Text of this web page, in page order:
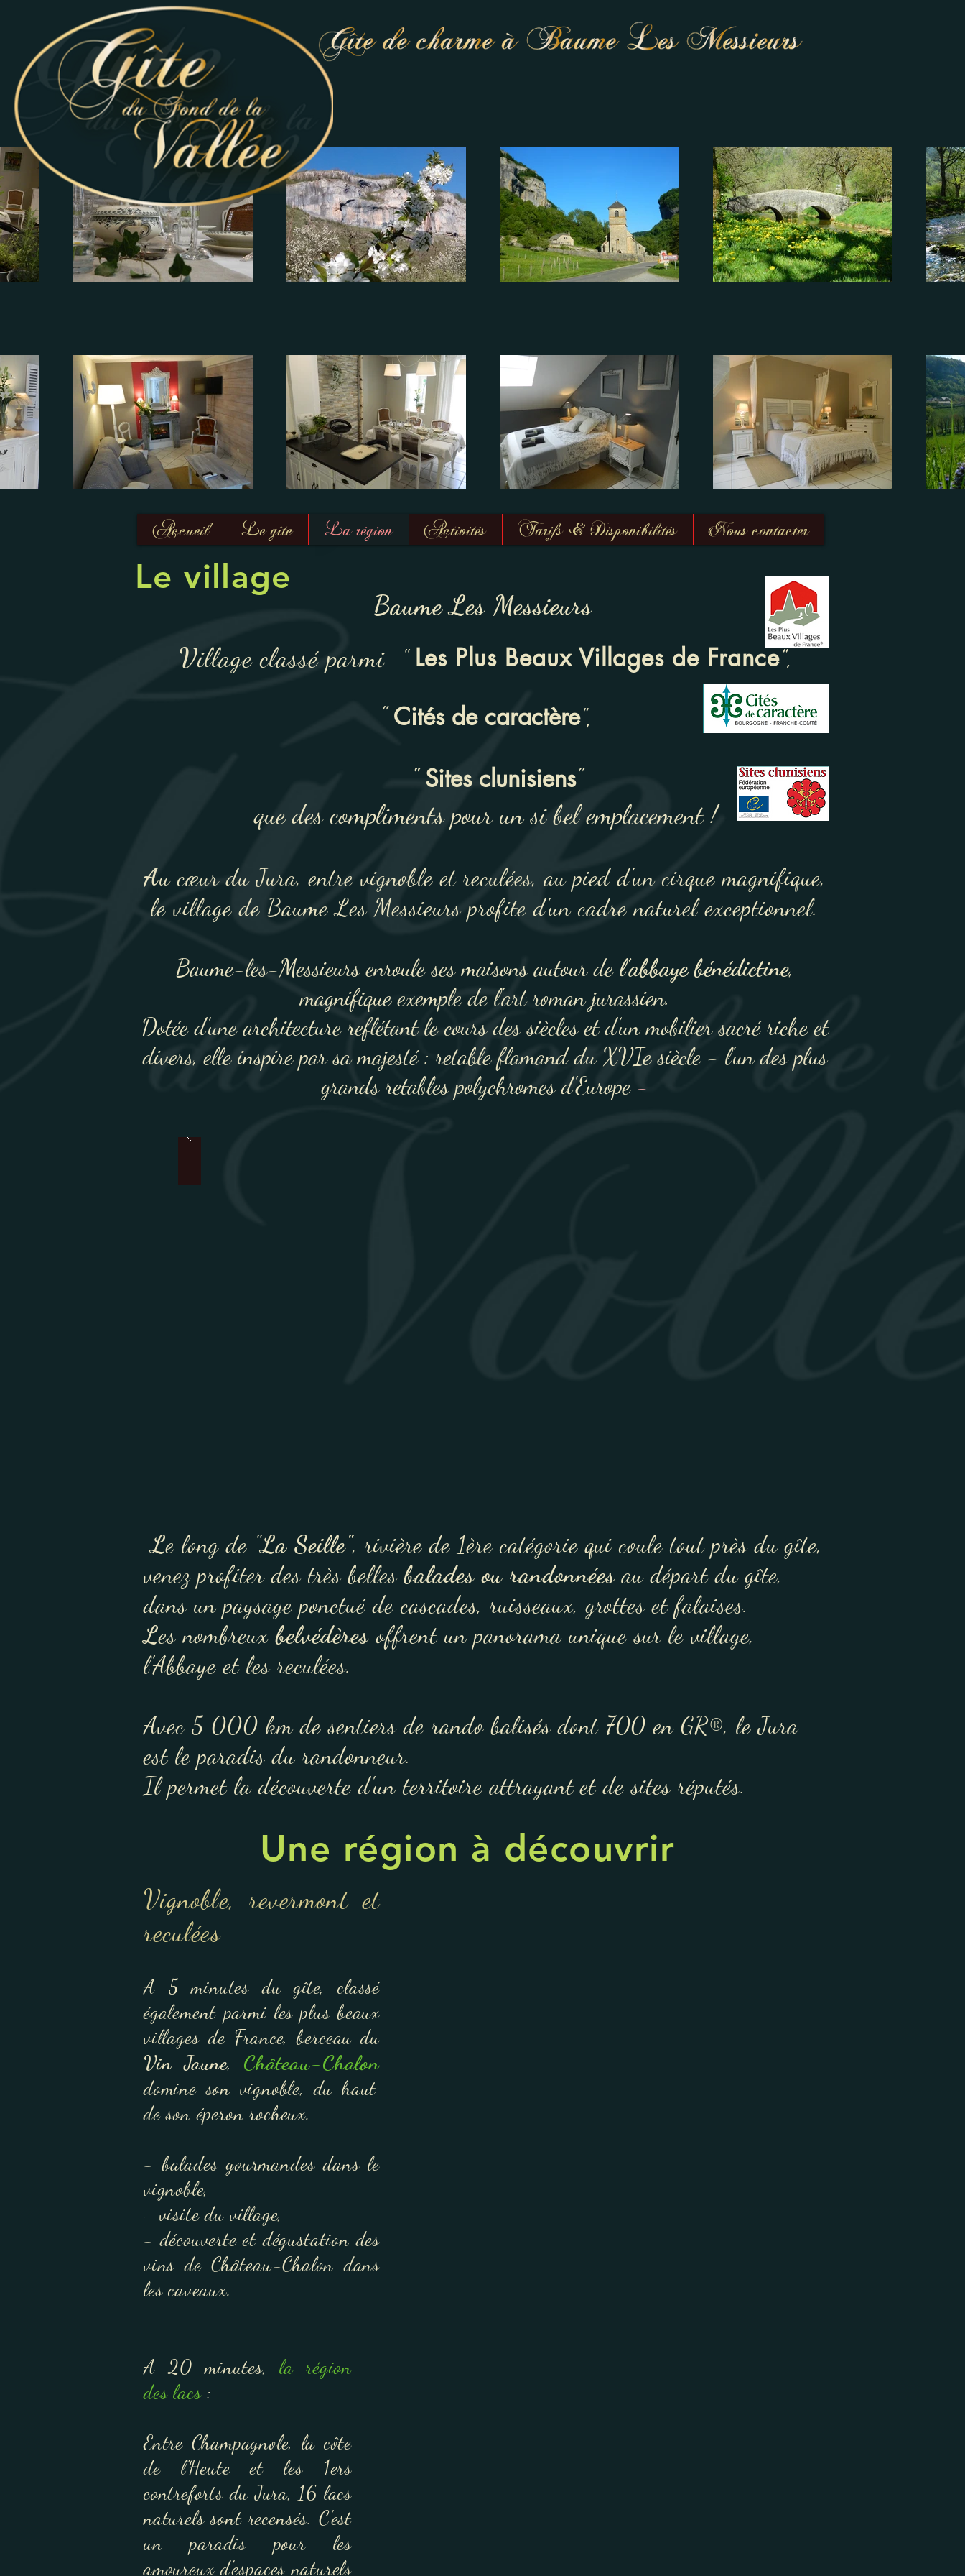
Le village
Baume Les Messieurs
Village classé parmi " Les Plus Beaux Villages de France",
"Cités de caractère",
"Sites clunisiens"
que des compliments pour un si bel emplacement !
Au cœur du Jura, entre vignoble et reculées, au pied d'un cirque magnifique,
le village de Baume Les Messieurs profite d'un cadre naturel exceptionnel.
Baume-les-Messieurs enroule ses maisons autour de l’abbaye bénédictine,
magnifique exemple de l'art roman jurassien.
Dotée d’une architecture reflétant le cours des siècles et d’un mobilier sacré riche et
divers, elle inspire par sa majesté : retable flamand du XVIe siècle - l'un des plus
grands retables polychromes d'Europe -
Le long de "La Seille", rivière de 1ère catégorie qui coule tout près du gîte,
venez profiter des très bellesbalades ou randonnéesau départ du gîte,
dans un paysage ponctué de cascades, ruisseaux, grottes et falaises.
Les nombreuxbelvédèresoffrent un panorama unique sur le village,
l'Abbaye et les reculées.
Avec 5 000 km de sentiers de rando balisés dont 700 en GR®, le Jura
est le paradis du randonneur.
Il permet la découverte d'un territoire attrayant et de sites réputés.
Vignoble, revermont et
reculées
A 5 minutes du gîte, classé
également parmi les plus beaux
villages de France, berceau du
Vin Jaune, Château-Chalon
domine son vignoble, du haut
de son éperon rocheux.
- balades gourmandes dans le
vignoble,
- visite du village,
- découverte et dégustation des
vins de Château-Chalon dans
les caveaux.
A 20 minutes,la région
des lacs:
Entre Champagnole, la côte
de l'Heute et les 1ers
contreforts du Jura, 16 lacs
naturels sont recensés. C'est
un paradis pour les
amoureux d'espaces naturels
Une région à découvrir
Accueil Le gîte La région Activités Tarifs & Disponibilités Nous contacter